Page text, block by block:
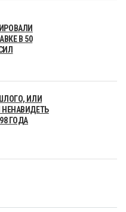
В 50
ИЛИ
ГОДА